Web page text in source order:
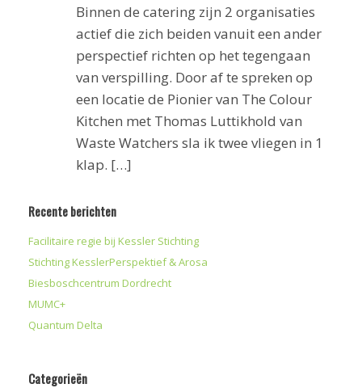
Binnen de catering zijn 2 organisaties
actief die zich beiden vanuit een ander
perspectief richten op het tegengaan
van verspilling. Door af te spreken op
een locatie de Pionier van The Colour
Kitchen met Thomas Luttikhold van
Waste Watchers sla ik twee vliegen in 1
klap. […]
Recente berichten
Facilitaire regie bij Kessler Stichting
Stichting KesslerPerspektief & Arosa
Biesboschcentrum Dordrecht
MUMC+
Quantum Delta
Categorieën